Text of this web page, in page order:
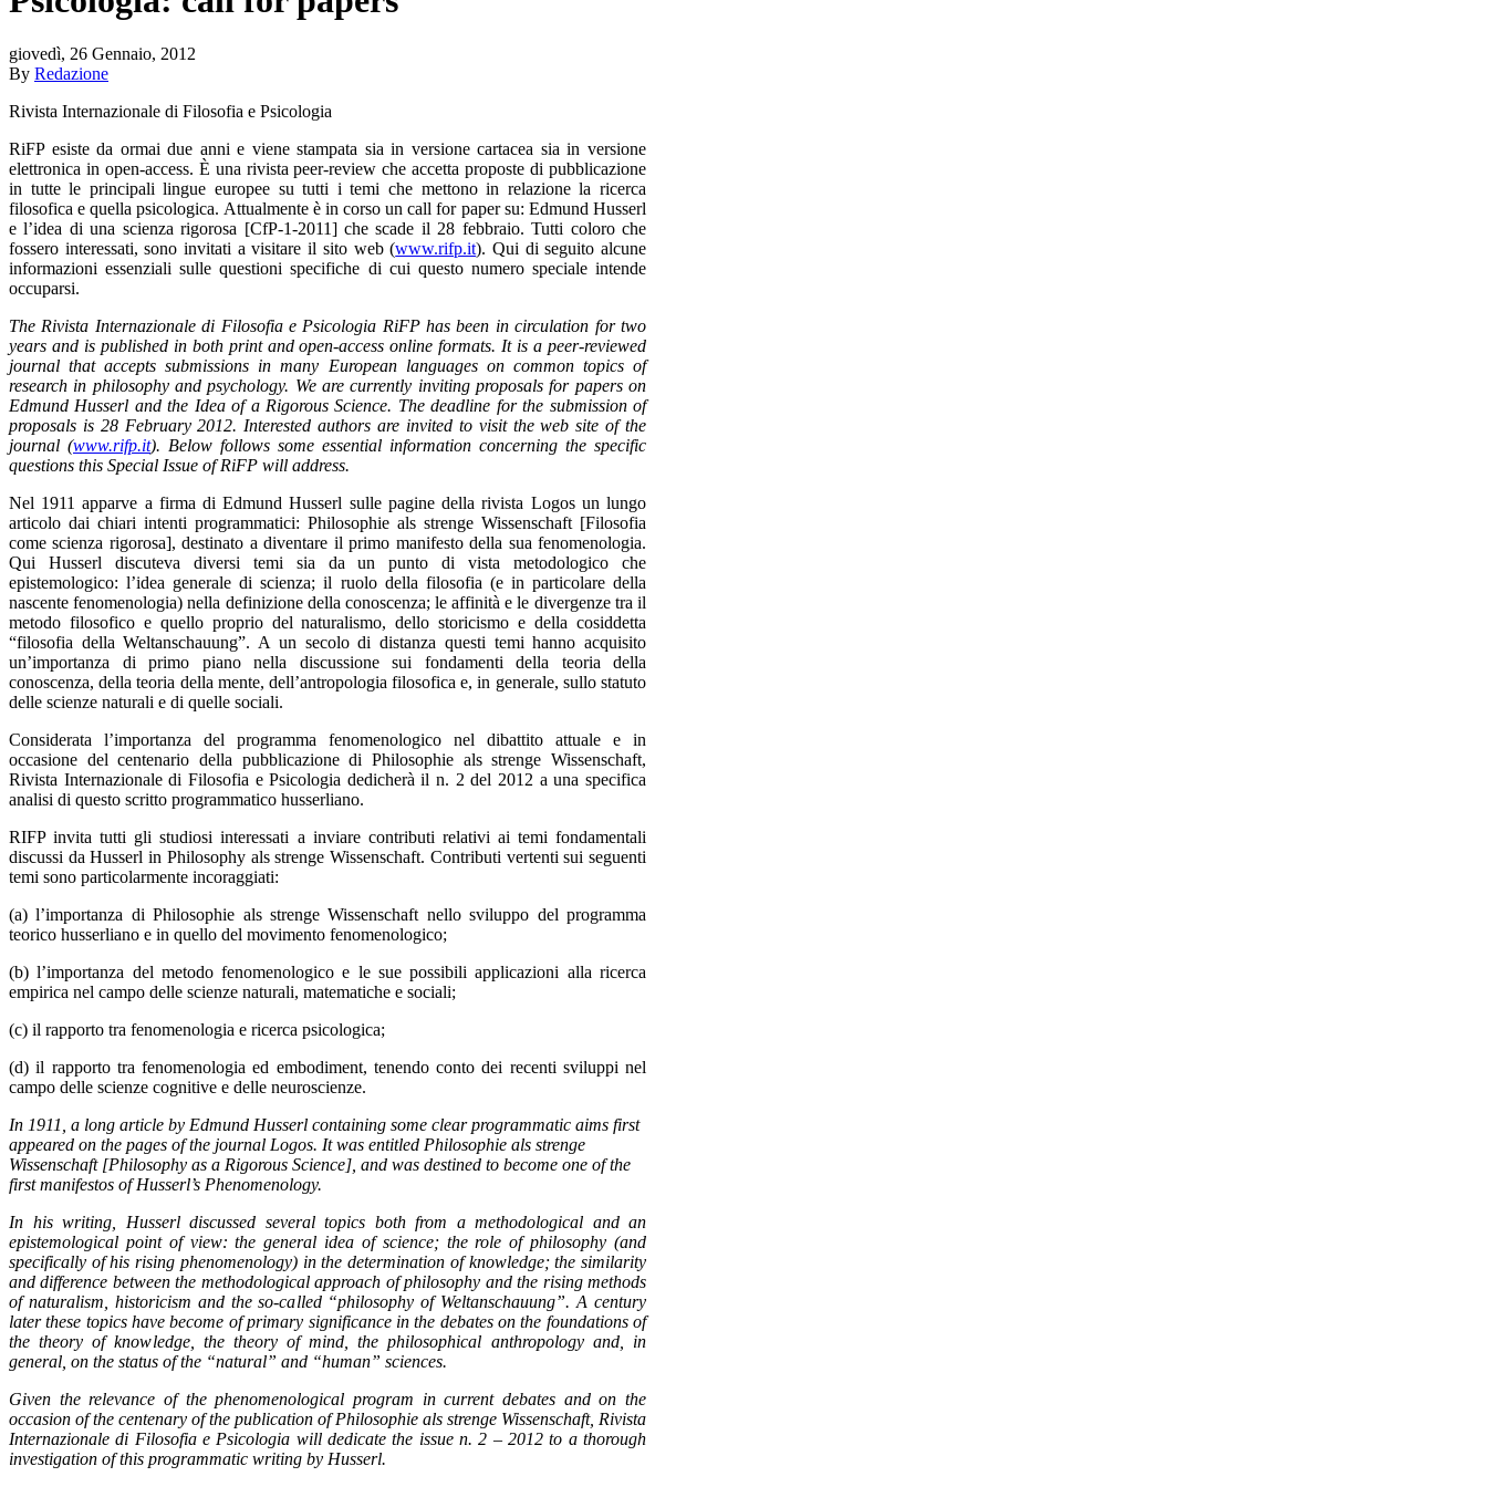
giovedì, 26 Gennaio, 2012
By Redazione
Rivista Internazionale di Filosofia e Psicologia
RiFP esiste da ormai due anni e viene stampata sia in versione cartacea sia in versione
elettronica in open-access. È una rivista peer-review che accetta proposte di pubblicazione
in tutte le principali lingue europee su tutti i temi che mettono in relazione la ricerca
filosofica e quella psicologica. Attualmente è in corso un call for paper su: Edmund Husserl
e l’idea di una scienza rigorosa [CfP-1-2011] che scade il 28 febbraio. Tutti coloro che
fossero interessati, sono invitati a visitare il sito web (www.rifp.it). Qui di seguito alcune
informazioni essenziali sulle questioni specifiche di cui questo numero speciale intende
occuparsi.
The Rivista Internazionale di Filosofia e Psicologia RiFP has been in circulation for two
years and is published in both print and open-access online formats. It is a peer-reviewed
journal that accepts submissions in many European languages on common topics of
research in philosophy and psychology. We are currently inviting proposals for papers on
Edmund Husserl and the Idea of a Rigorous Science. The deadline for the submission of
proposals is 28 February 2012. Interested authors are invited to visit the web site of the
journal (www.rifp.it). Below follows some essential information concerning the specific
questions this Special Issue of RiFP will address.
Nel 1911 apparve a firma di Edmund Husserl sulle pagine della rivista Logos un lungo
articolo dai chiari intenti programmatici: Philosophie als strenge Wissenschaft [Filosofia
come scienza rigorosa], destinato a diventare il primo manifesto della sua fenomenologia.
Qui Husserl discuteva diversi temi sia da un punto di vista metodologico che
epistemologico: l’idea generale di scienza; il ruolo della filosofia (e in particolare della
nascente fenomenologia) nella definizione della conoscenza; le affinità e le divergenze tra il
metodo filosofico e quello proprio del naturalismo, dello storicismo e della cosiddetta
“filosofia della Weltanschauung”. A un secolo di distanza questi temi hanno acquisito
un’importanza di primo piano nella discussione sui fondamenti della teoria della
conoscenza, della teoria della mente, dell’antropologia filosofica e, in generale, sullo statuto
delle scienze naturali e di quelle sociali.
Considerata l’importanza del programma fenomenologico nel dibattito attuale e in
occasione del centenario della pubblicazione di Philosophie als strenge Wissenschaft,
Rivista Internazionale di Filosofia e Psicologia dedicherà il n. 2 del 2012 a una specifica
analisi di questo scritto programmatico husserliano.
RIFP invita tutti gli studiosi interessati a inviare contributi relativi ai temi fondamentali
discussi da Husserl in Philosophy als strenge Wissenschaft. Contributi vertenti sui seguenti
temi sono particolarmente incoraggiati:
(a) l’importanza di Philosophie als strenge Wissenschaft nello sviluppo del programma
teorico husserliano e in quello del movimento fenomenologico;
(b) l’importanza del metodo fenomenologico e le sue possibili applicazioni alla ricerca
empirica nel campo delle scienze naturali, matematiche e sociali;
(c) il rapporto tra fenomenologia e ricerca psicologica;
(d) il rapporto tra fenomenologia ed embodiment, tenendo conto dei recenti sviluppi nel
campo delle scienze cognitive e delle neuroscienze.
In 1911, a long article by Edmund Husserl containing some clear programmatic aims first
appeared on the pages of the journal Logos. It was entitled Philosophie als strenge
Wissenschaft [Philosophy as a Rigorous Science], and was destined to become one of the
first manifestos of Husserl’s Phenomenology.
In his writing, Husserl discussed several topics both from a methodological and an
epistemological point of view: the general idea of science; the role of philosophy (and
specifically of his rising phenomenology) in the determination of knowledge; the similarity
and difference between the methodological approach of philosophy and the rising methods
of naturalism, historicism and the so-called “philosophy of Weltanschauung”. A century
later these topics have become of primary significance in the debates on the foundations of
the theory of knowledge, the theory of mind, the philosophical anthropology and, in
general, on the status of the “natural” and “human” sciences.
Given the relevance of the phenomenological program in current debates and on the
occasion of the centenary of the publication of Philosophie als strenge Wissenschaft, Rivista
Internazionale di Filosofia e Psicologia will dedicate the issue n. 2 – 2012 to a thorough
investigation of this programmatic writing by Husserl.